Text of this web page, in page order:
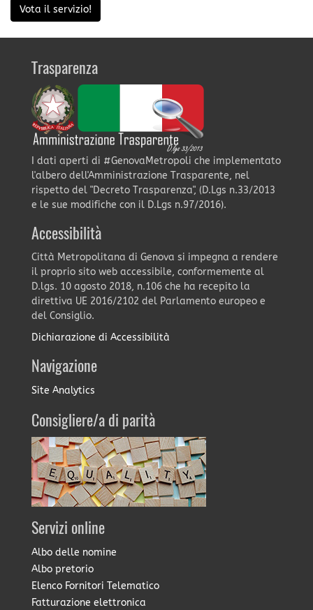
Vota il servizio!
Trasparenza
I dati aperti di #GenovaMetropoli che implementato
l'albero dell'Amministrazione Trasparente, nel
rispetto del "Decreto Trasparenza", (D.Lgs n.33/2013
e le sue modifiche con il D.Lgs n.97/2016).
Accessibilità
Città Metropolitana di Genova si impegna a rendere
il proprio sito web accessibile, conformemente al
D.lgs. 10 agosto 2018, n.106 che ha recepito la
direttiva UE 2016/2102 del Parlamento europeo e
del Consiglio.
Dichiarazione di Accessibilità
Navigazione
Site Analytics
Consigliere/a di parità
Servizi online
Albo delle nomine
Albo pretorio
Elenco Fornitori Telematico
Fatturazione elettronica